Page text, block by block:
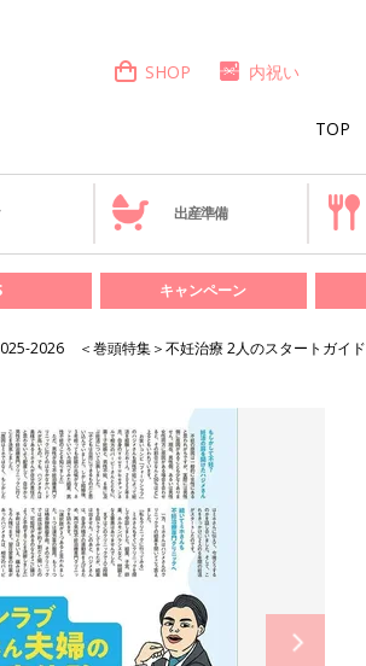
TOP
SHOP 内祝い
出産準備
キャンペーン
2026 ＜巻頭特集＞不妊治療 2人のスタートガイド